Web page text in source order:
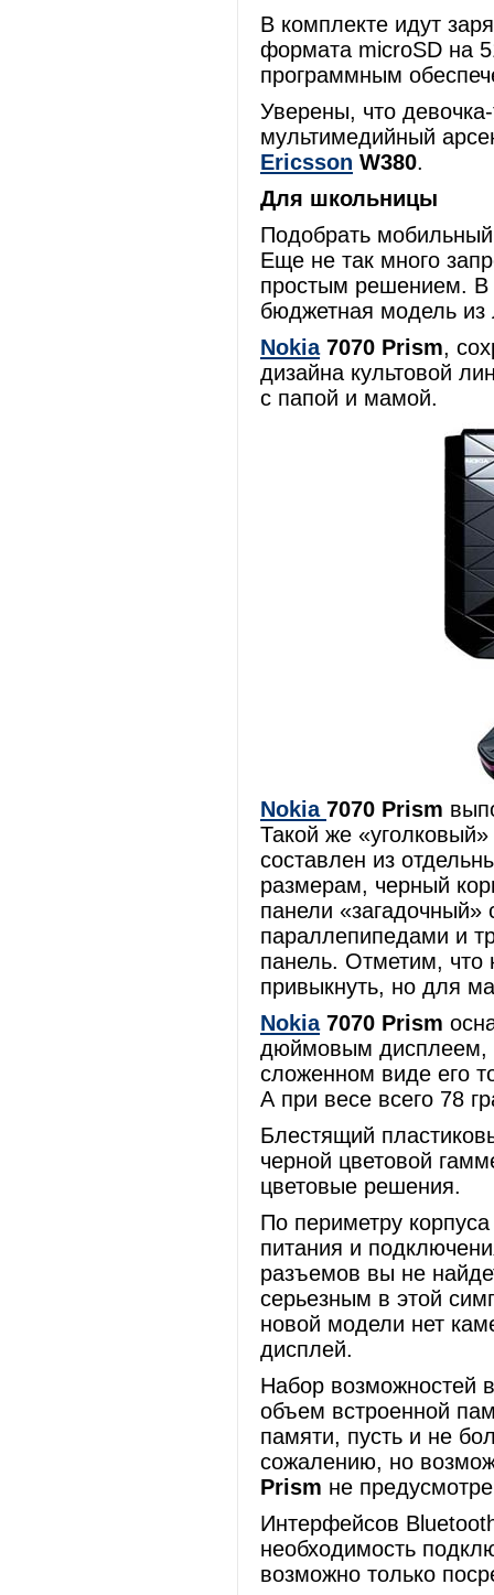
В комплекте идут
формата microSD на
программным
Уверены, что
мультимедийный
Ericsson W380.
Для школьницы
Подобрать
Еще не так много
простым решением. В
бюджетная модель из
Nokia7070 Prism,
дизайна культовой
с папой и мамой.
Nokia 7070 Prism
Такой же
составлен из
размерам, черный
панели «загадочный»
параллепипедами и
панель. Отметим,
привыкнуть, но для
Nokia7070 Prism
дюймовым дисплеем,
сложенном виде его
А при весе всего 78
Блестящий
черной цветовой
цветовые решения.
По периметру
питания и
разъемов вы не
серьезным в этой
новой модели нет
дисплей.
Набор возможностей
объем встроенной
памяти, пусть и не
сожалению, но
Prism не
Интерфейсов
необходимость
возможно только